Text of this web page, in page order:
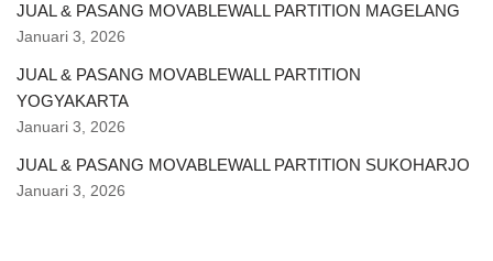
JUAL & PASANG MOVABLEWALL PARTITION MAGELANG
Januari 3, 2026
JUAL & PASANG MOVABLEWALL PARTITION
YOGYAKARTA
Januari 3, 2026
JUAL & PASANG MOVABLEWALL PARTITION SUKOHARJO
Januari 3, 2026